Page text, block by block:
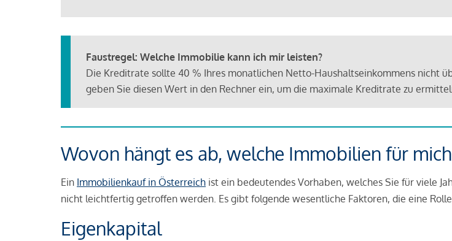
Faustregel: Welche Immobilie kann ich mir leisten?
Die Kreditrate sollte 40 % Ihres monatlichen Netto-Haushaltseinkommens nicht
geben Sie diesen Wert in den Rechner ein, um die maximale Kreditrate zu
Wovon hängt es ab, welche Immobilien für
Ein Immobilienkauf in Österreich ist ein bedeutendes Vorhaben, welches Sie für viele
nicht leichtfertig getroffen werden. Es gibt folgende wesentliche Faktoren, die eine
Eigenkapital